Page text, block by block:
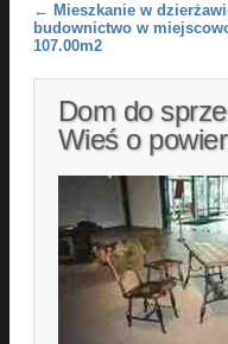
Post navigation
← Mieszkanie w
budownictwo w
107.00m2
Dom do
Wieś o